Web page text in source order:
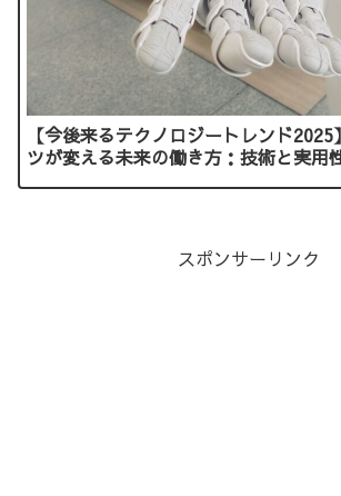
【今後来るテクノロジートレンド
ツが変える未来の働き方：技術と実用
スポンサーリンク